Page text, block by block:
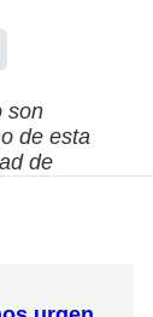
son
de esta
de